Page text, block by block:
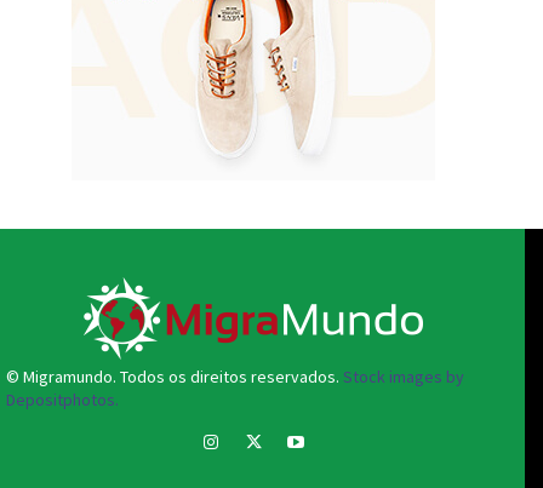
© Migramundo. Todos os direitos reservados. Stock images by
Depositphotos.